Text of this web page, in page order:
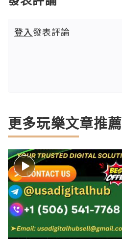
登入發表評論
更多玩樂文章推薦